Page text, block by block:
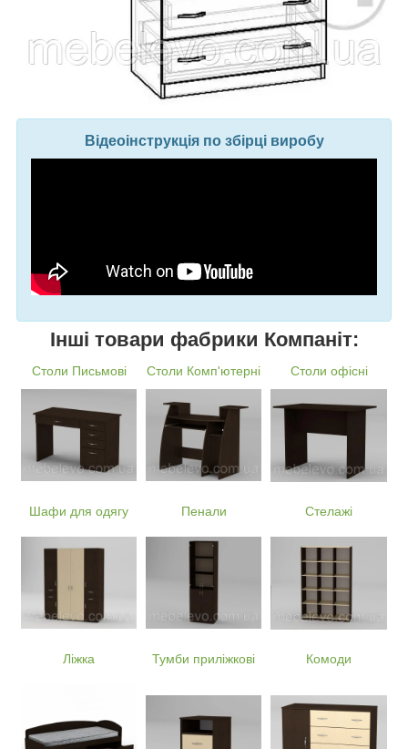
Відеоінструкція по збірці виробу
Інші товари фабрики Компаніт:
Столи Письмові Столи Комп'ютерні Столи офісні
Шафи для одягу Пенали Стелажі
Ліжка Тумби приліжкові Комоди